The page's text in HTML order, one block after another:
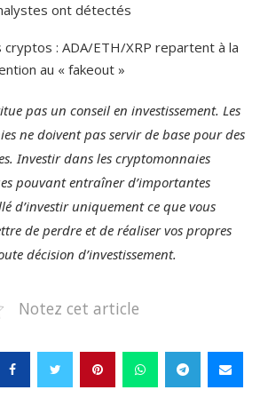
ont détectés
cryptos : ADA/ETH/XRP repartent à la
au « fakeout »
pas un conseil en investissement. Les
ne doivent pas servir de base pour des
Investir dans les cryptomonnaies
pouvant entraîner d’importantes
d’investir uniquement ce que vous
de perdre et de réaliser vos propres
décision d’investissement.
Notez cet article